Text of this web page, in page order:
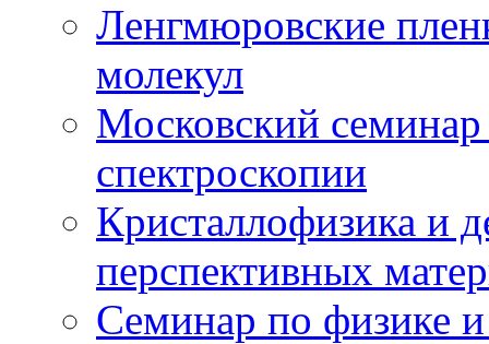
Ленгмюровские
молекул
Московский
спектроскопии
Кристаллофизика и
перспективных
Семинар по физике